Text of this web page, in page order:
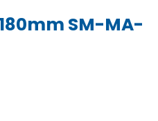
SM-MA-